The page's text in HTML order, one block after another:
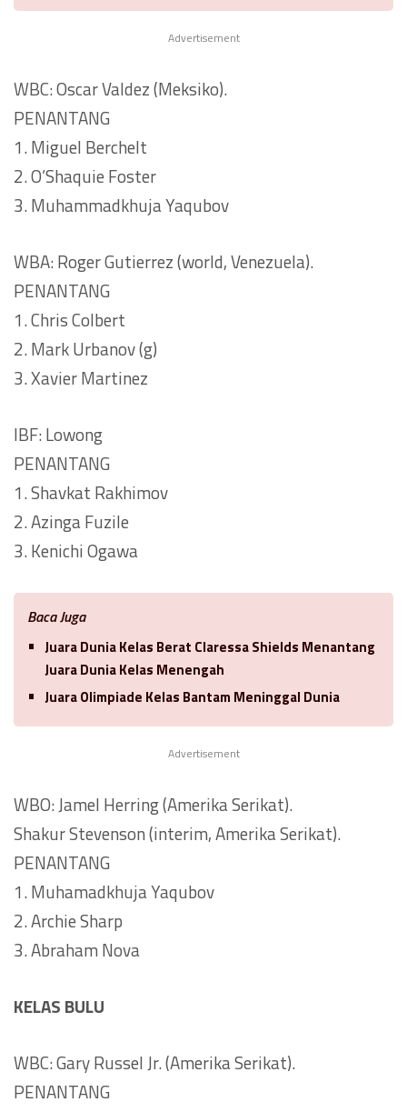
Advertisement
WBC: Oscar Valdez (Meksiko).
PENANTANG
1. Miguel Berchelt
2. O’Shaquie Foster
3. Muhammadkhuja Yaqubov
WBA: Roger Gutierrez (world, Venezuela).
PENANTANG
1. Chris Colbert
2. Mark Urbanov (g)
3. Xavier Martinez
IBF: Lowong
PENANTANG
1. Shavkat Rakhimov
2. Azinga Fuzile
3. Kenichi Ogawa
Baca Juga
Juara Dunia Kelas Berat Claressa Shields Menantang
Juara Dunia Kelas Menengah
Juara Olimpiade Kelas Bantam Meninggal Dunia
Advertisement
WBO: Jamel Herring (Amerika Serikat).
Shakur Stevenson (interim, Amerika Serikat).
PENANTANG
1. Muhamadkhuja Yaqubov
2. Archie Sharp
3. Abraham Nova
KELAS BULU
WBC: Gary Russel Jr. (Amerika Serikat).
PENANTANG